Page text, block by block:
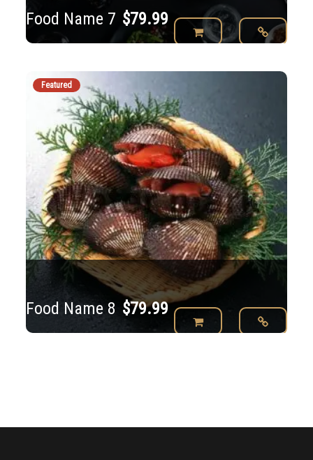
Food Name 7 $79.99
Featured
Food Name 8 $79.99